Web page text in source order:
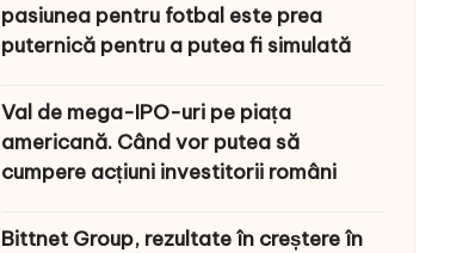
pasiunea pentru fotbal este prea
puternică pentru a putea fi simulată
Val de mega-IPO-uri pe piața
americană. Când vor putea să
cumpere acțiuni investitorii români
Bittnet Group, rezultate în creștere în